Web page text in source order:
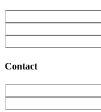
Contact